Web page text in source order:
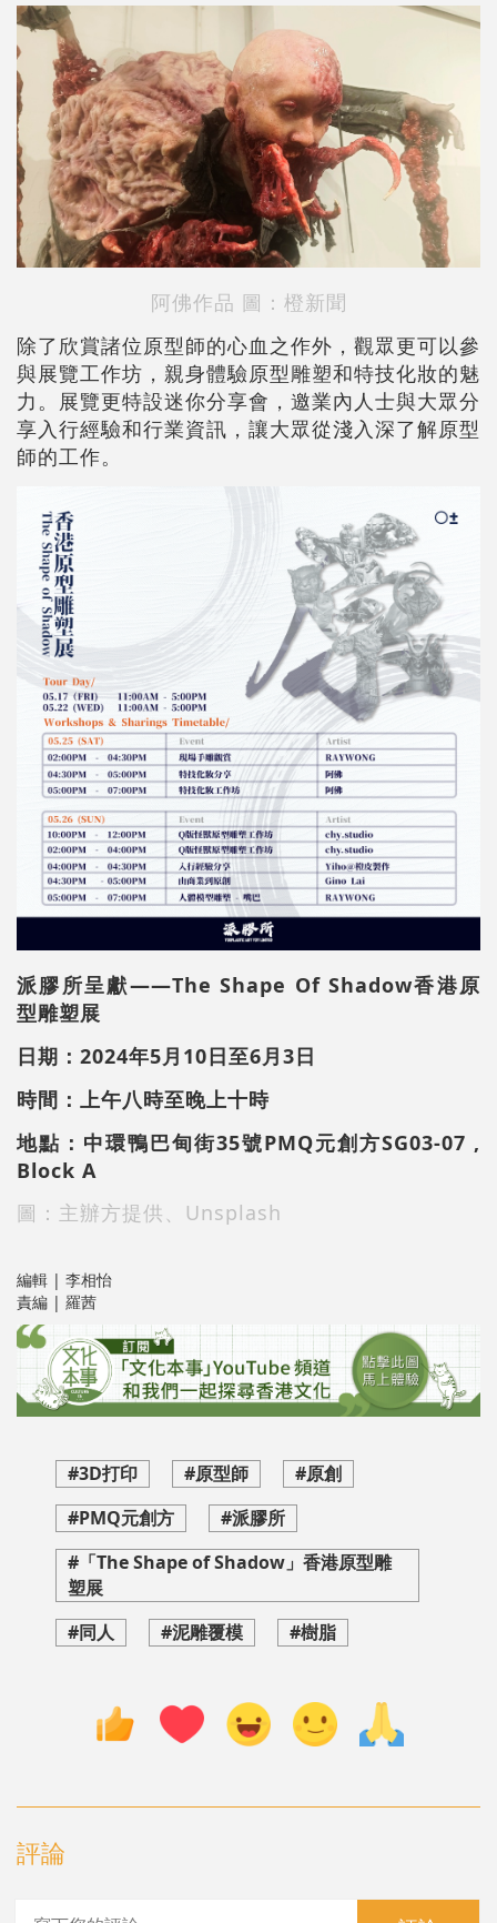
阿佛作品 圖：橙新聞
除了欣賞諸位原型師的心血之作外，觀眾更可以參
與展覽工作坊，親身體驗原型雕塑和特技化妝的魅
力。展覽更特設迷你分享會，邀業內人士與大眾分
享入行經驗和行業資訊，讓大眾從淺入深了解原型
師的工作。
派膠所呈獻——The Shape Of Shadow香港原
型雕塑展
日期：2024年5月10日至6月3日
時間：上午八時至晚上十時
地點：中環鴨巴甸街35號PMQ元創方SG03-07 ,
Block A
圖：主辦方提供、Unsplash
編輯 | 李相怡
責編 | 羅茜
#3D打印 #原型師
#原創
#PMQ元創方
#派膠所
#「The Shape of Shadow」香港原型雕
塑展
#同人
#泥雕覆模 #樹脂
評論